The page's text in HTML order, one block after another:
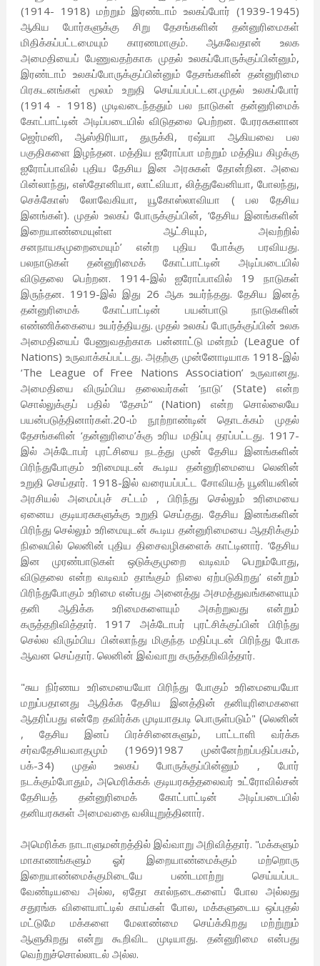
(1914- 1918) மற்றும் இரண்டாம் உலகப்போர் (1939-1945)
ஆகிய போர்களுக்கு சிறு தேசங்களின் தன்னுரிமைகள்
மிதிக்கப்பட்டமையும் காரணமாகும். ஆகவேதான் உலக
அமைதியைப் பேணுவதற்காக முதல் உலகப்போருக்குப்பின்னும்,
இரண்டாம் உலகப்போருக்குப்பின்னும் தேசங்களின் தன்னுரிமை
பிரகடனங்கள் மூலம் உறுதி செய்யப்பட்டன.முதல் உலகப்போர்
(1914 - 1918) முடிவடைந்ததும் பல நாடுகள் தன்னுரிமைக்
கோட்பாட்டின் அடிப்படையில் விடுதலை பெற்றன. பேரரசுகளான
ஜெர்மனி, ஆஸ்திரியா, துருக்கி, ரஷ்யா ஆகியவை பல
பகுதிகளை இழந்தன. மத்திய ஐரோப்பா மற்றும் மத்திய கிழக்கு
ஐரோப்பாவில் புதிய தேசிய இன அரசுகள் தோன்றின. அவை
பின்லாந்து, எஸ்தோனியா, லாட்வியா, லித்துவேனியா, போலந்து,
செக்கோஸ் லோவேகியா, யூகோஸ்லாவியா ( பல தேசிய
இனங்கள்). முதல் உலகப் போருக்குப்பின், ‘தேசிய இனங்களின்
இறையாண்மையுள்ள ஆட்சியும், அவற்றில்
சனநாயகமுறைமையும்’ என்ற புதிய போக்கு பரவியது.
பலநாடுகள் தன்னுரிமைக் கோட்பாட்டின் அடிப்படையில்
விடுதலை பெற்றன. 1914-இல் ஐரோப்பாவில் 19 நாடுகள்
இருந்தன. 1919-இல் இது 26 ஆக உயர்ந்தது. தேசிய இனத்
தன்னுரிமைக் கோட்பாட்டின் பயன்பாடு நாடுகளின்
எண்ணிக்கையை உயர்த்தியது. முதல் உலகப் போருக்குப்பின் உலக
அமைதியைப் பேணுவதற்காக பன்னாட்டு மன்றம் (League of
Nations) உருவாக்கப்பட்டது. அதற்கு முன்னோடியாக 1918-இல்
‘The League of Free Nations Association’ உருவானது.
அமைதியை விரும்பிய தலைவர்கள் ‘நாடு’ (State) என்ற
சொல்லுக்குப் பதில் ‘தேசம்“ (Nation) என்ற சொல்லையே
பயன்படுத்தினார்கள்.20-ம் நூற்றாண்டின் தொடக்கம் முதல்
தேசங்களின் ‘தன்னுரிமை’க்கு உரிய மதிப்பு தரப்பட்டது. 1917-
இல் அக்டோபர் புரட்சியை நடத்து முன் தேசிய இனங்களின்
பிரிந்துபோகும் உரிமையுடன் கூடிய தன்னுரிமையை லெனின்
உறுதி செய்தார். 1918-இல் வரையப்பட்ட சோவியத் யூனியனின்
அரசியல் அமைப்புச் சட்டம் , பிரிந்து செல்லும் உரிமையை
ஏனைய குடியரசுகளுக்கு உறுதி செய்தது. தேசிய இனங்களின்
பிரிந்து செல்லும் உரிமையுடன் கூடிய தன்னுரிமையை ஆதரிக்கும்
நிலையில் லெனின் புதிய திசைவழிகளைக் காட்டினார். ‘தேசிய
இன முரண்பாடுகள் ஒடுக்குமுறை வடிவம் பெறும்போது,
விடுதலை என்ற வடிவம் தாங்கும் நிலை ஏற்படுகிறது’ என்றும்
பிரிந்துபோகும் உரிமை என்பது அனைத்து அசமத்துவங்களையும்
தனி ஆதிக்க உரிமைகளையும் அகற்றுவது என்றும்
கருத்தறிவித்தார். 1917 அக்டோபர் புரட்சிக்குப்பின் பிரிந்து
செல்ல விரும்பிய பின்லாந்து மிகுந்த மதிப்புடன் பிரிந்து போக
ஆவன செய்தார். லெனின் இவ்வாறு கருத்தறிவித்தார்.
"சுய நிர்ணய உரிமையையோ பிரிந்து போகும் உரிமையையோ
மறுப்பதானது ஆதிக்க தேசிய இனத்தின் தனியுரிமைகளை
ஆதரிப்பது என்றே தவிர்க்க முடியாதபடி பொருள்படும்" (லெனின்
, தேசிய இனப் பிரச்சினைகளும், பாட்டாளி வர்க்க
சர்வதேசியவாதமும் (1969)1987 முன்னேற்றப்பதிப்பகம்,
பக்-34) முதல் உலகப் போருக்குப்பின்னும் , போர்
நடக்கும்போதும், அமெரிக்கக் குடியரசுத்தலைவர் உட்ரோவில்சன்
தேசியத் தன்னுரிமைக் கோட்பாட்டின் அடிப்படையில்
தனியரசுகள் அமைவதை வலியுறுத்தினார்.
அமெரிக்க நாடாளுமன்றத்தில் இவ்வாறு அறிவித்தார். "மக்களும்
மாகாணங்களும் ஓர் இறையாண்மைக்கும் மற்றொரு
இறையாண்மைக்குமிடையே பண்டமாற்று செய்யப்பட
வேண்டியவை அல்ல, ஏதோ கால்நடைகளைப் போல அல்லது
சதுரங்க விளையாட்டில் காய்கள் போல, மக்களுடைய ஒப்புதல்
மட்டுமே மக்களை மேலாண்மை செய்க்கிறது மற்று்றும்
ஆளுகிறது என்று கூறிவிட முடியாது. தன்னுரிமை என்பது
வெற்றுச்சொல்லாடல் அல்ல.